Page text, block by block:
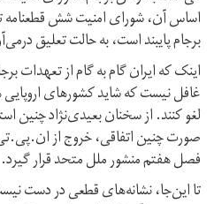
اساس آن، شورای امنیت شش قطعنامه
برجام پایبند است، به حالت تعلیق
اینک که ایران گام به گام از تعهدات
لغو کنند. از سخنان بعیدی‌نژاد چنین
صورت چنین اتفاقی، خروج از ان.پی.تی
فصل هفتم منشور ملل متحد قرار گیرد.
تا این‌جا، نشانه‌های قطعی در دست